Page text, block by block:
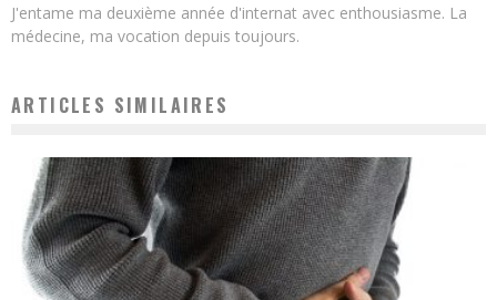
J'entame ma deuxième année d'internat avec enthousiasme. La
médecine, ma vocation depuis toujours.
ARTICLES SIMILAIRES